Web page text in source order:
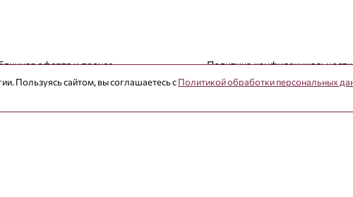
оферта и прочее Политика конфиденциальности
Пользуясь сайтом, вы соглашаетесь сПолитикой обработки персональных